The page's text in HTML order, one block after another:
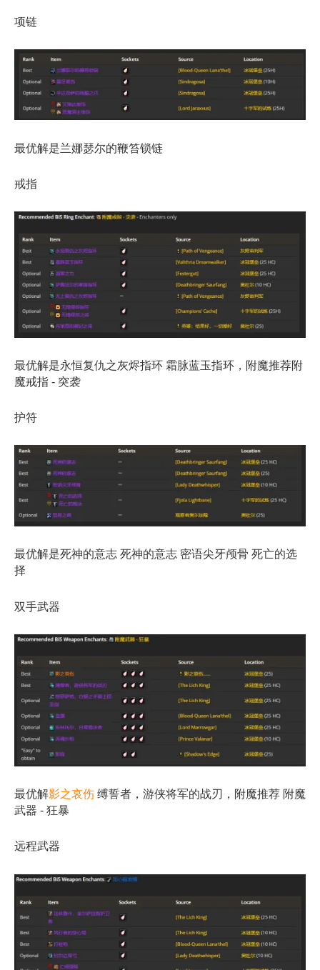
项链
最优解是兰娜瑟尔的鞭笞锁链
戒指
最优解是永恒复仇之灰烬指环 霜脉蓝玉指环，附魔推荐附
魔戒指 - 突袭
护符
最优解是死神的意志 死神的意志 密语尖牙颅骨 死亡的选
择
双手武器
最优解影之哀伤 缚誓者，游侠将军的战刃，附魔推荐 附魔
武器 - 狂暴
远程武器